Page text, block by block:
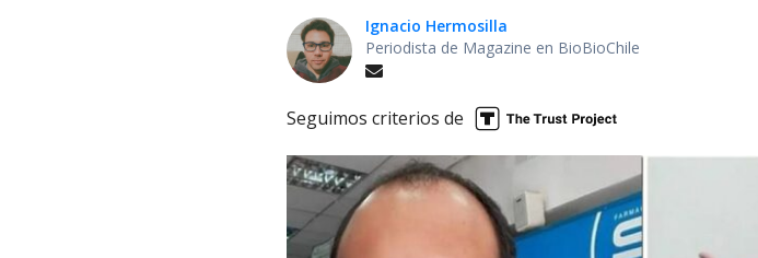
Ignacio Hermosilla
Periodista de Magazine en BioBioChile
Seguimos criterios de